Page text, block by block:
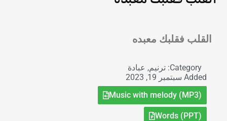
القلب فقلبك معبده
Category: ترنيم, عبادة
Added سبتمبر 19, 2023
Music with melody (MP3)
Words (PPT)